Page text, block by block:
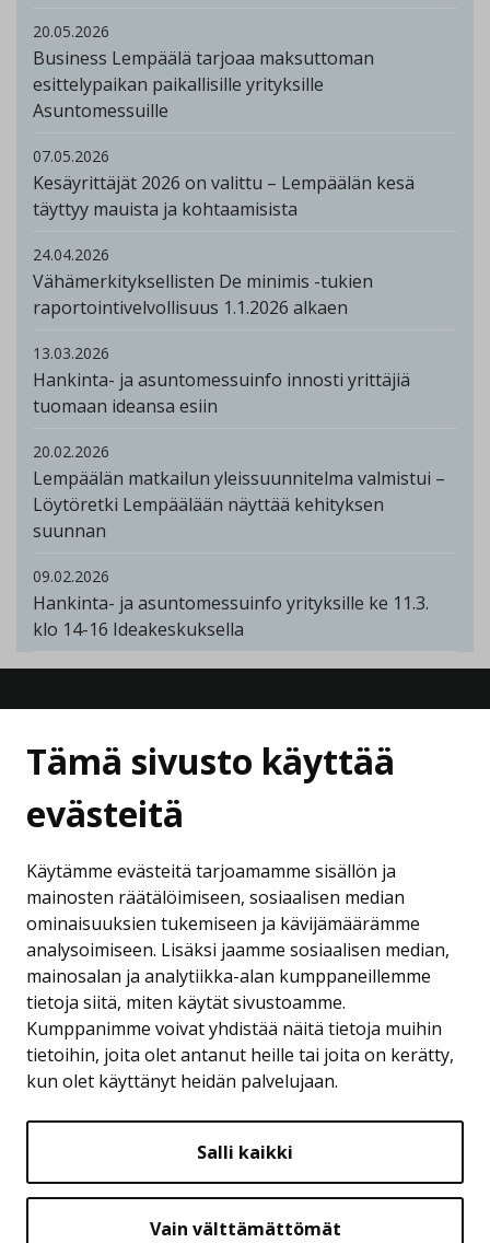
Tämä sivusto käyttää
evästeitä
Käytämme evästeitä tarjoamamme sisällön ja
mainosten räätälöimiseen, sosiaalisen median
ominaisuuksien tukemiseen ja kävijämäärämme
analysoimiseen. Lisäksi jaamme sosiaalisen median,
mainosalan ja analytiikka-alan kumppaneillemme
tietoja siitä, miten käytät sivustoamme.
Kumppanimme voivat yhdistää näitä tietoja muihin
tietoihin, joita olet antanut heille tai joita on kerätty,
kun olet käyttänyt heidän palvelujaan.
Salli kaikki
Vain välttämättömät
20.05.2026
Business Lempäälä tarjoaa maksuttoman
esittelypaikan paikallisille yrityksille
Asuntomessuille
07.05.2026
Kesäyrittäjät 2026 on valittu – Lempäälän kesä
täyttyy mauista ja kohtaamisista
24.04.2026
Vähämerkityksellisten De minimis -tukien
raportointivelvollisuus 1.1.2026 alkaen
13.03.2026
Hankinta- ja asuntomessuinfo innosti yrittäjiä
tuomaan ideansa esiin
20.02.2026
Lempäälän matkailun yleissuunnitelma valmistui –
Löytöretki Lempäälään näyttää kehityksen
suunnan
09.02.2026
Hankinta- ja asuntomessuinfo yrityksille ke 11.3.
klo 14-16 Ideakeskuksella
Lempäälän Kehitys Oy
Puh. 040 133 7420
business@lempaala.fi
www.businesslempaala.fi
Tilaa uutiskirje